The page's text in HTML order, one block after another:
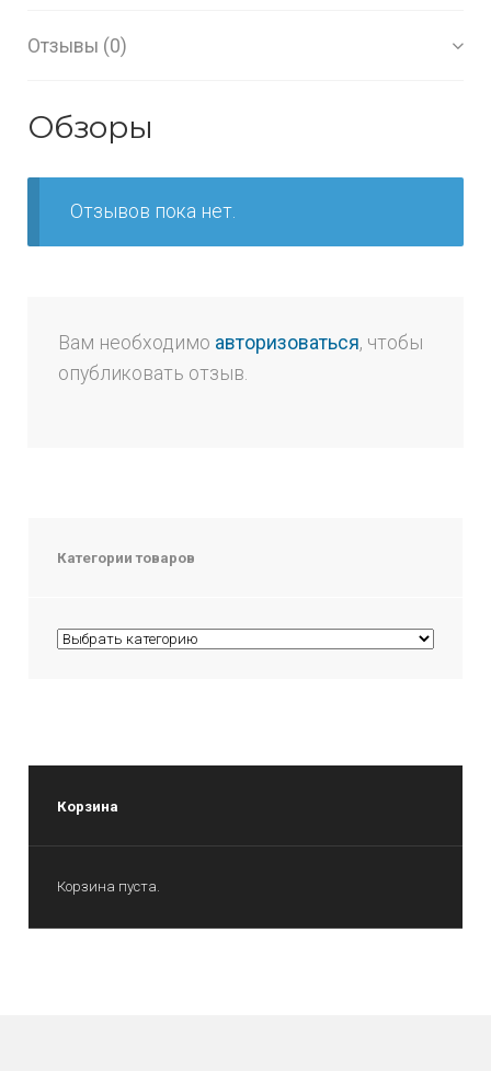
Отзывы (0)
Обзоры
Отзывов пока нет.
Вам необходимо авторизоваться, чтобы
опубликовать отзыв.
Категории товаров
Корзина
Корзина пуста.